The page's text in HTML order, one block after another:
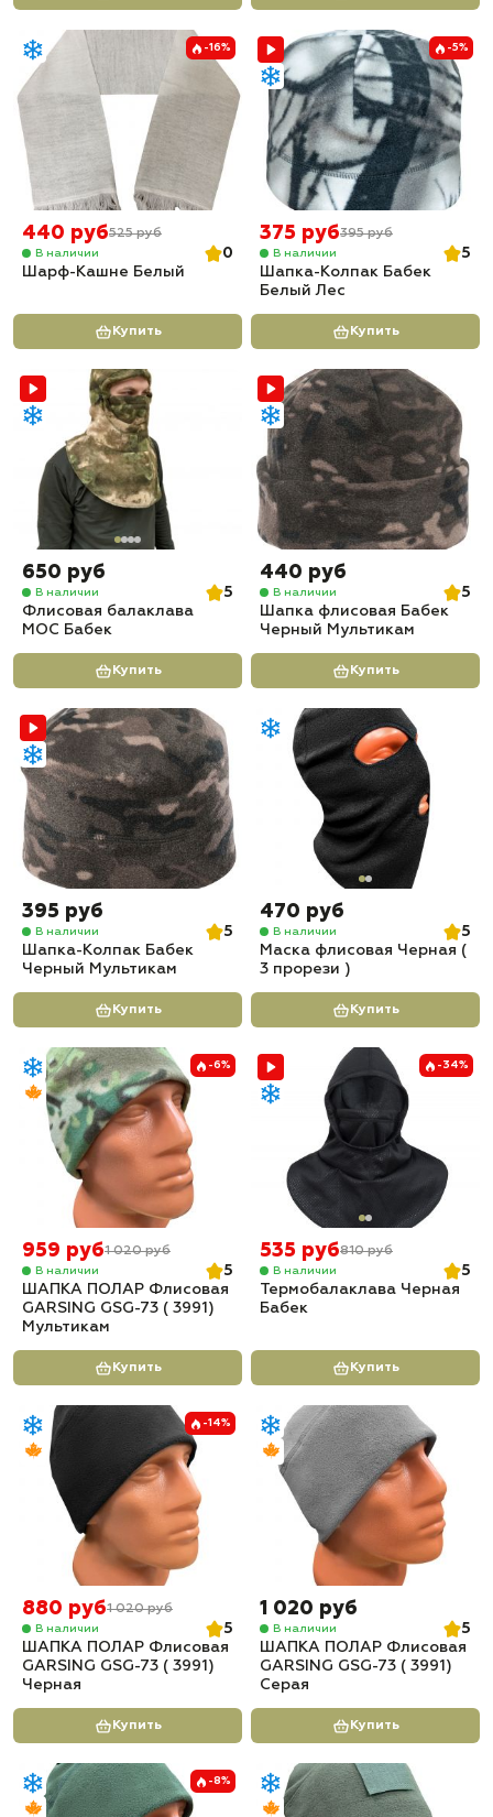
-16%
440 руб525 руб
В наличии
0
Шарф-Кашне Белый
Купить
-5%
375 руб395 руб
В наличии
5
Шапка-Колпак Бабек
Белый Лес
Купить
650 руб
В наличии
5
Флисовая балаклава
МОС Бабек
Купить
440 руб
В наличии
5
Шапка флисовая Бабек
Черный Мультикам
Купить
395 руб
В наличии
5
Шапка-Колпак Бабек
Черный Мультикам
Купить
470 руб
В наличии
5
Маска флисовая Черная (
3 прорези )
Купить
-6%
959 руб1 020 руб
В наличии
5
ШАПКА ПОЛАР Флисовая
GARSING GSG-73 ( 3991)
Мультикам
Купить
-34%
535 руб810 руб
В наличии
5
Термобалаклава Черная
Бабек
Купить
-14%
880 руб1 020 руб
В наличии
5
ШАПКА ПОЛАР Флисовая
GARSING GSG-73 ( 3991)
Черная
Купить
1 020 руб
В наличии
5
ШАПКА ПОЛАР Флисовая
GARSING GSG-73 ( 3991)
Серая
Купить
-8%